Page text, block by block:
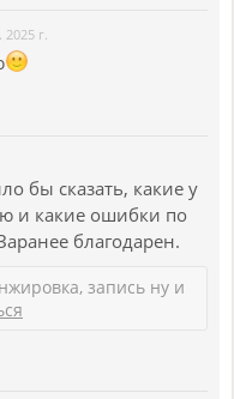
2025 г.
бы сказать, какие у
и какие ошибки по
благодарен.
запись ну и